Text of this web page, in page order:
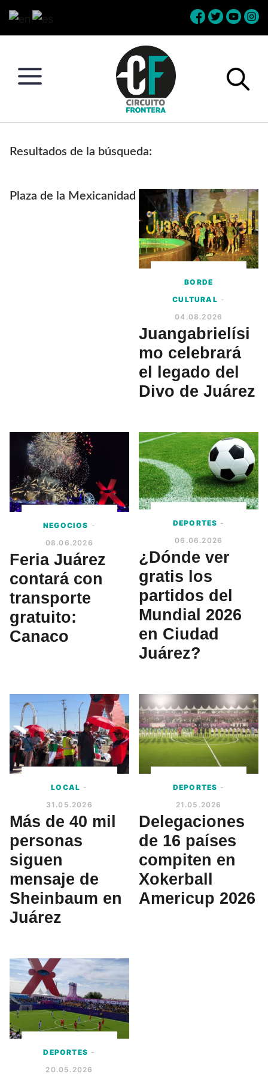
Skip
Skip
Skip
Skip
Conéctate
la
Resultados de la búsqueda:
Plaza de la Mexicanidad
BORDE
CULTURAL -
04.08.2026
Juangabrielísi
mo celebrará
el legado del
Divo de Juárez
NEGOCIOS -
08.06.2026
Feria Juárez
contará con
transporte
gratuito:
Canaco
DEPORTES -
06.06.2026
¿Dónde ver
gratis los
partidos del
Mundial 2026
en Ciudad
Juárez?
LOCAL -
31.05.2026
Más de 40 mil
personas
siguen
mensaje de
Sheinbaum en
Juárez
DEPORTES -
21.05.2026
Delegaciones
de 16 países
compiten en
Xokerball
Americup 2026
DEPORTES -
20.05.2026